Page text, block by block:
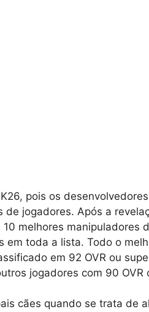
pois os
de jogadores. Após a
melhores manipuladores
em toda a lista. Todo o
em 92 OVR ou
jogadores com 90 OVR
cães quando se trata de